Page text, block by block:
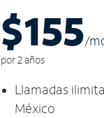
$155/m
por 2 años
Llamadas
México